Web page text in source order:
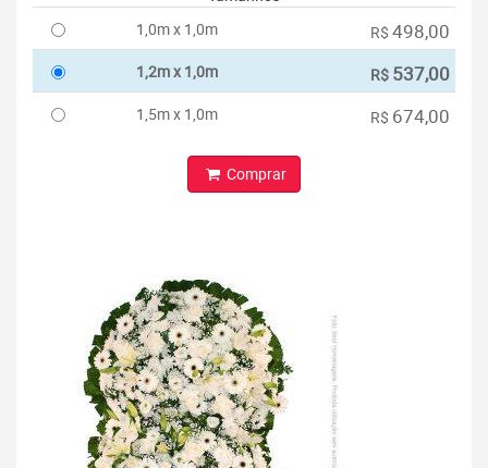
1,0m x 1,0m
R$ 498,00
1,2m x 1,0m R$ 537,00
1,5m x 1,0m R$ 674,00
Comprar